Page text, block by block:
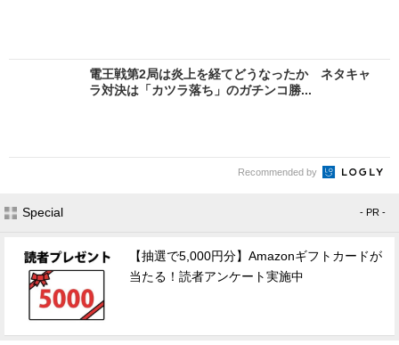
電王戦第2局は炎上を経てどうなったか ネタキャ
ラ対決は「カツラ落ち」のガチンコ勝...
Recommended by
Special - PR -
【抽選で5,000円分】Amazonギフトカードが
当たる！読者アンケート実施中